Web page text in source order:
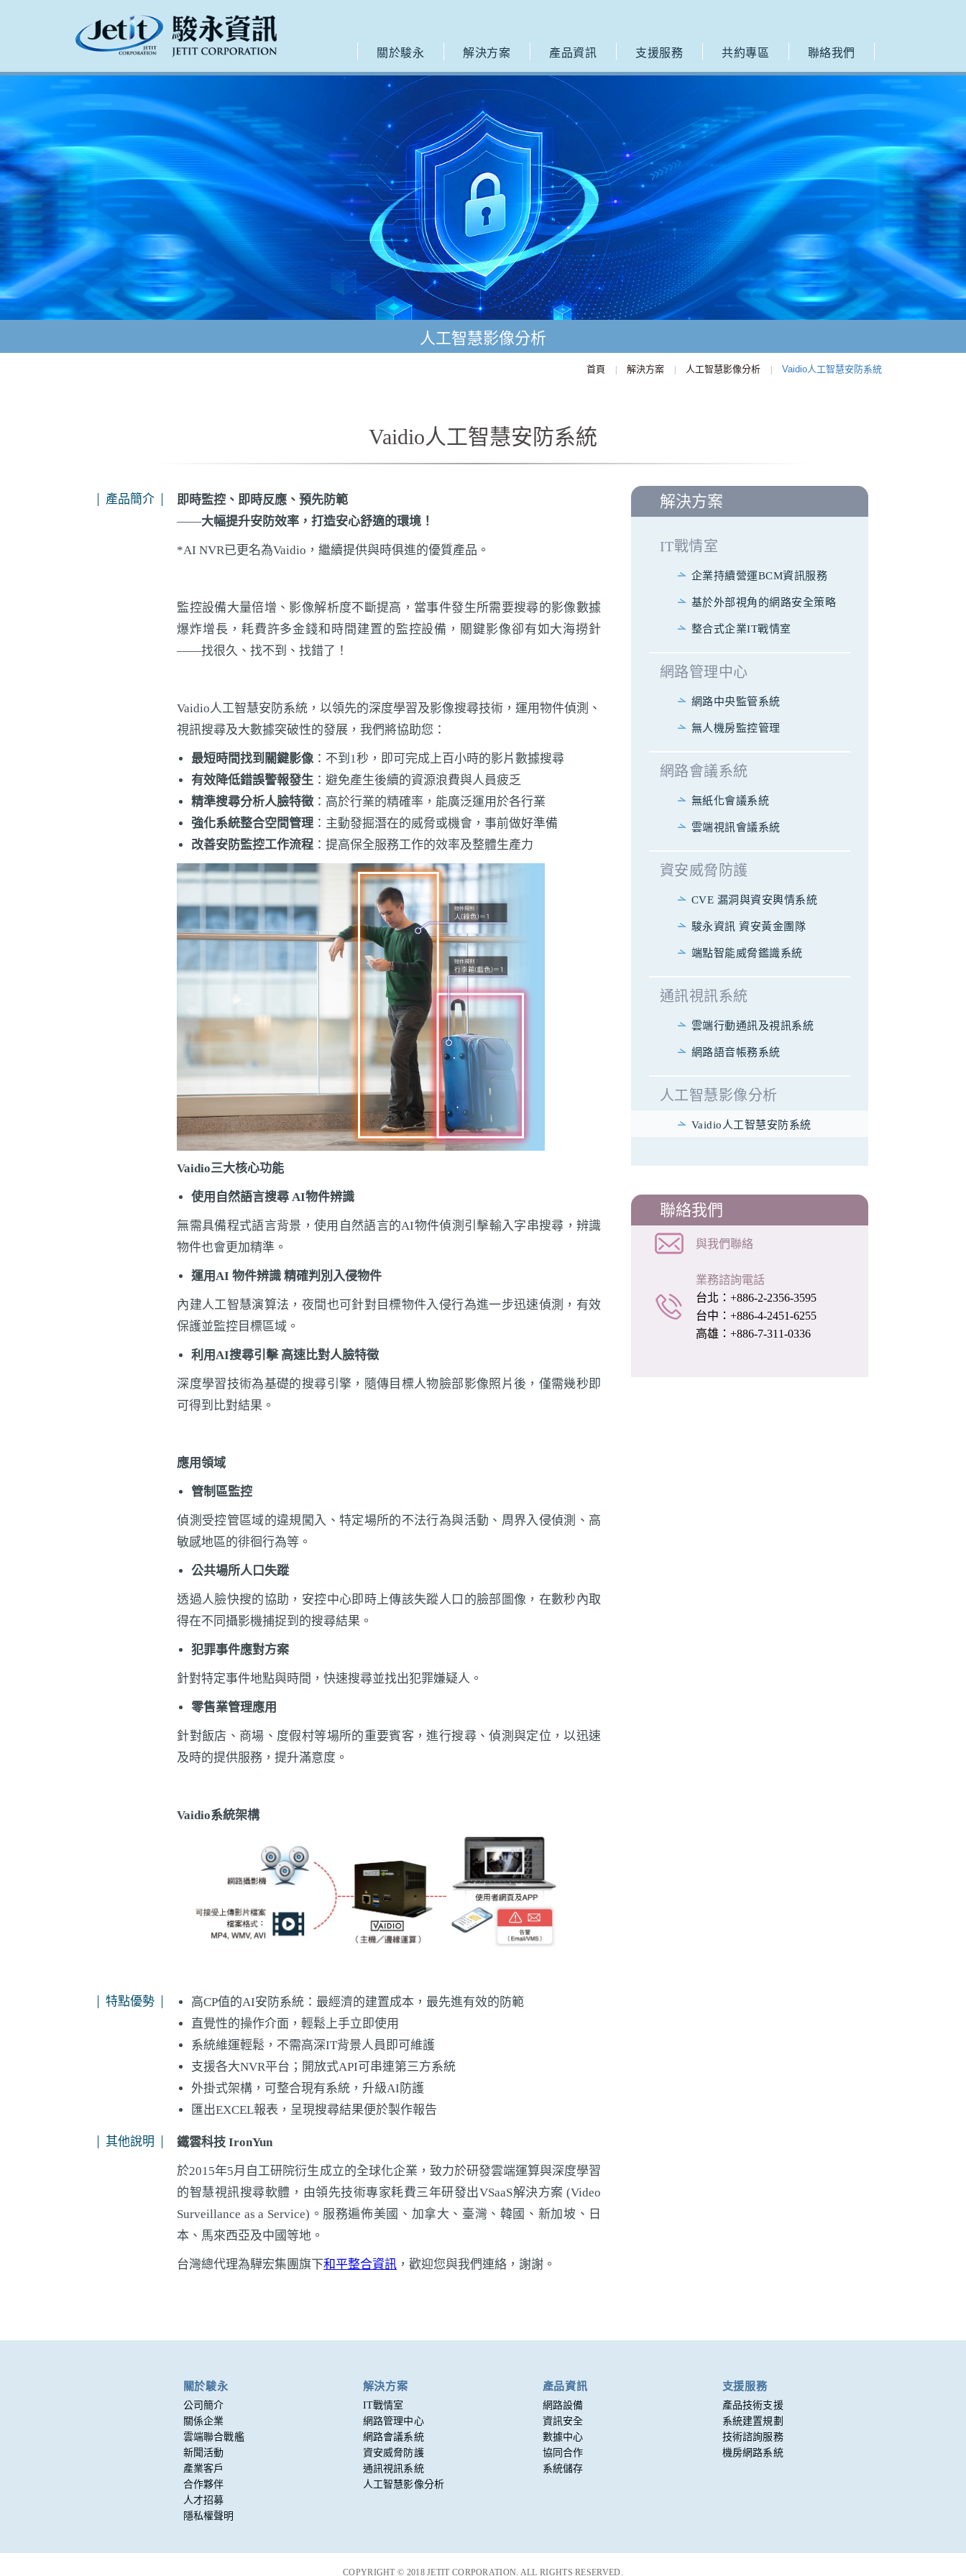
關於駿永 解決方案 產品資訊 支援服務 共約專區 聯絡我們
人工智慧影像分析
首頁 解決方案 人工智慧影像分析 Vaidio人工智慧安防系統
Vaidio人工智慧安防系統
產品簡介
即時監控、即時反應、預先防範
——大幅提升安防效率，打造安心舒適的環境！
*AI NVR已更名為Vaidio，繼續提供與時俱進的優質產品。
監控設備大量倍增、影像解析度不斷提高，當事件發生所需要搜尋的影像數據
爆炸增長，耗費許多金錢和時間建置的監控設備，關鍵影像卻有如大海撈針
——找很久、找不到、找錯了！
Vaidio人工智慧安防系統，以領先的深度學習及影像搜尋技術，運用物件偵測、
視訊搜尋及大數據突破性的發展，我們將協助您：
最短時間找到關鍵影像 ：不到1秒，即可完成上百小時的影片數據搜尋
有效降低錯誤警報發生 ：避免產生後續的資源浪費與人員疲乏
精準搜尋分析人臉特徵 ：高於行業的精確率，能廣泛運用於各行業
強化系統整合空間管理 ：主動發掘潛在的威脅或機會，事前做好準備
改善安防監控工作流程 ：提高保全服務工作的效率及整體生產力
Vaidio三大核心功能
使用自然語言搜尋 AI物件辨識
無需具備程式語言背景，使用自然語言的AI物件偵測引擊輸入字串搜尋，辨識
物件也會更加精準。
運用AI 物件辨識 精確判別入侵物件
內建人工智慧演算法，夜間也可針對目標物件入侵行為進一步迅速偵測，有效
保護並監控目標區域。
利用AI搜尋引擊 高速比對人臉特徵
深度學習技術為基礎的搜尋引擎，隨傳目標人物臉部影像照片後，僅需幾秒即
可得到比對結果。
應用領域
管制區監控
偵測受控管區域的違規闖入、特定場所的不法行為與活動、周界入侵偵測、高
敏感地區的徘徊行為等。
公共場所人口失蹤
透過人臉快搜的協助，安控中心即時上傳該失蹤人口的臉部圖像，在數秒內取
得在不同攝影機捕捉到的搜尋結果。
犯罪事件應對方案
針對特定事件地點與時間，快速搜尋並找出犯罪嫌疑人。
零售業管理應用
針對飯店、商場、度假村等場所的重要賓客，進行搜尋、偵測與定位，以迅速
及時的提供服務，提升滿意度。
Vaidio系統架構
特點優勢
高CP值的AI安防系統：最經濟的建置成本，最先進有效的防範
直覺性的操作介面，輕鬆上手立即使用
系統維運輕鬆，不需高深IT背景人員即可維護
支援各大NVR平台；開放式API可串連第三方系統
外掛式架構，可整合現有系統，升級AI防護
匯出EXCEL報表，呈現搜尋結果便於製作報告
其他說明 鐵雲科技 IronYun
於2015年5月自工研院衍生成立的全球化企業，致力於研發雲端運算與深度學習
的智慧視訊搜尋軟體，由領先技術專家耗費三年研發出VSaaS解決方案 (Video
Surveillance as a Service)。服務遍佈美國、加拿大、臺灣、韓國、新加坡、日
本、馬來西亞及中國等地。
台灣總代理為驊宏集團旗下和平整合資訊 ，歡迎您與我們連絡，謝謝。
解決方案
IT戰情室
企業持續營運BCM資訊服務
基於外部視角的網路安全策略
整合式企業IT戰情室
網路管理中心
網路中央監管系統
無人機房監控管理
網路會議系統
無紙化會議系統
雲端視訊會議系統
資安威脅防護
CVE 漏洞與資安輿情系統
駿永資訊 資安黃金團隊
端點智能威脅鑑識系統
通訊視訊系統
雲端行動通訊及視訊系統
網路語音帳務系統
人工智慧影像分析
Vaidio人工智慧安防系統
聯絡我們
與我們聯絡
業務諮詢電話
台北：+886-2-2356-3595
台中：+886-4-2451-6255
高雄：+886-7-311-0336
關於駿永
公司簡介
關係企業
雲端聯合戰艦
新聞活動
產業客戶
合作夥伴
人才招募
隱私權聲明
解決方案
IT戰情室
網路管理中心
網路會議系統
資安威脅防護
通訊視訊系統
人工智慧影像分析
產品資訊
網路設備
資訊安全
數據中心
協同合作
系統儲存
支援服務
產品技術支援
系統建置規劃
技術諮詢服務
機房網路系統
COPYRIGHT © 2018 JETIT CORPORATION. ALL RIGHTS RESERVED.